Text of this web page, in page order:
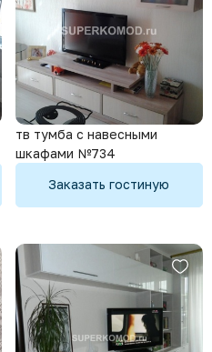
тв тумба с навесными
шкафами №734
Заказать гостиную